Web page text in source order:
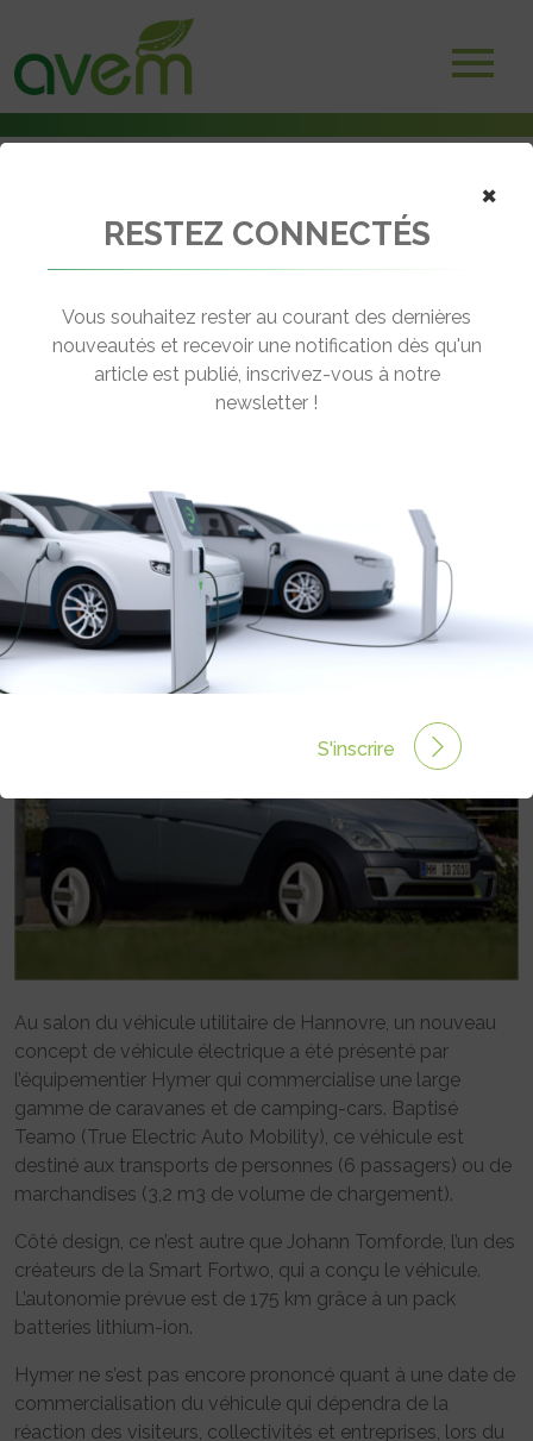
Hymer Teamo – nouveau concept électrique présenté à Hannovre
← Revenir aux actualités
CONCEPT ÉLECTRIQUE PRÉSENTÉ À
HANNOVRE
Rédigé par le 30 Sep 2008 à 00:00 0 commentaires
Au salon du véhicule utilitaire de Hannovre, un nouveau
concept de véhicule électrique a été présenté par
l’équipementier Hymer qui commercialise une large
gamme de caravanes et de camping-cars. Baptisé
Teamo (True Electric Auto Mobility), ce véhicule est
destiné aux transports de personnes (6 passagers) ou de
marchandises (3,2 m3 de volume de chargement).
Côté design, ce n’est autre que Johann Tomforde, l’un des
créateurs de la Smart Fortwo, qui a conçu le véhicule.
L’autonomie prévue est de 175 km grâce à un pack
batteries lithium-ion.
Hymer ne s’est pas encore prononcé quant à une date de
commercialisation du véhicule qui dépendra de la
réaction des visiteurs, collectivités et entreprises, lors du
×
RESTEZ CONNECTÉS
Vous souhaitez rester au courant des dernières
nouveautés et recevoir une notification dès qu'un
article est publié, inscrivez-vous à notre
newsletter !
S'inscrire